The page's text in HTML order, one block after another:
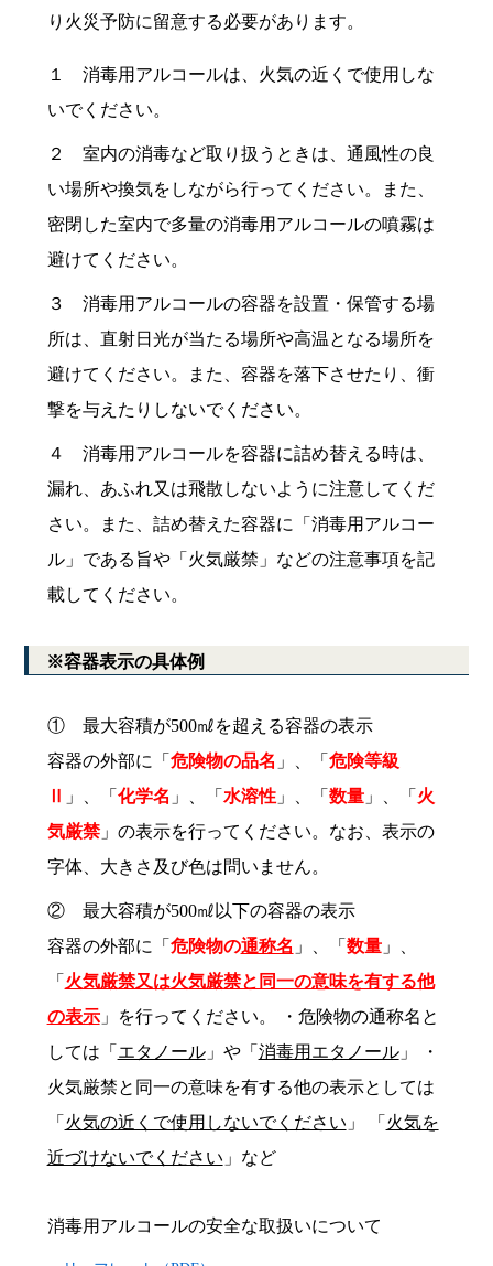
り火災予防に留意する必要があります。
１ 消毒用アルコールは、火気の近くで使用しな
いでください。
２ 室内の消毒など取り扱うときは、通風性の良
い場所や換気をしながら行ってください。また、
密閉した室内で多量の消毒用アルコールの噴霧は
避けてください。
３ 消毒用アルコールの容器を設置・保管する場
所は、直射日光が当たる場所や高温となる場所を
避けてください。また、容器を落下させたり、衝
撃を与えたりしないでください。
４ 消毒用アルコールを容器に詰め替える時は、
漏れ、あふれ又は飛散しないように注意してくだ
さい。また、詰め替えた容器に「消毒用アルコー
ル」である旨や「火気厳禁」などの注意事項を記
載してください。
※容器表示の具体例
① 最大容積が500㎖を超える容器の表示
容器の外部に「 危険物の品名 」、「 危険等級
」、「 化学名 」、「 水溶性」、「 数量」、「 火
気厳禁」の表示を行ってください。なお、表示の
字体、大きさ及び色は問いません。
② 最大容積が500㎖以下の容器の表示
容器の外部に「 危険物の通称名 」、「 数量」、
「 火気厳禁又は火気厳禁と同一の意味を有する他
の表示」を行ってください。 ・危険物の通称名と
しては「 エタノール」や「 消毒用エタノール」 ・
火気厳禁と同一の意味を有する他の表示としては
「 火気の近くで使用しないでください 」 「 火気を
近づけないでください 」など
消毒用アルコールの安全な取扱いについて